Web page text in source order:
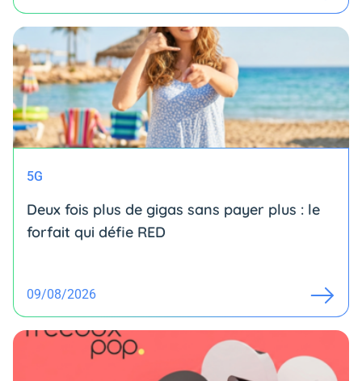
5G
Deux fois plus de gigas sans payer plus : le
forfait qui défie RED
09/08/2026